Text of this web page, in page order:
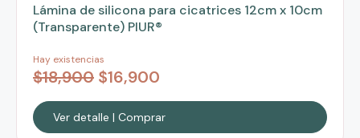
Lámina de silicona para cicatrices 12cm x 10cm
(Transparente) PIUR®
Hay existencias
$18,900 $16,900
Ver detalle | Comprar